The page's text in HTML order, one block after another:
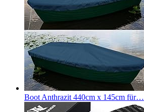
Boot Anthrazit 440cm x 145cm für…